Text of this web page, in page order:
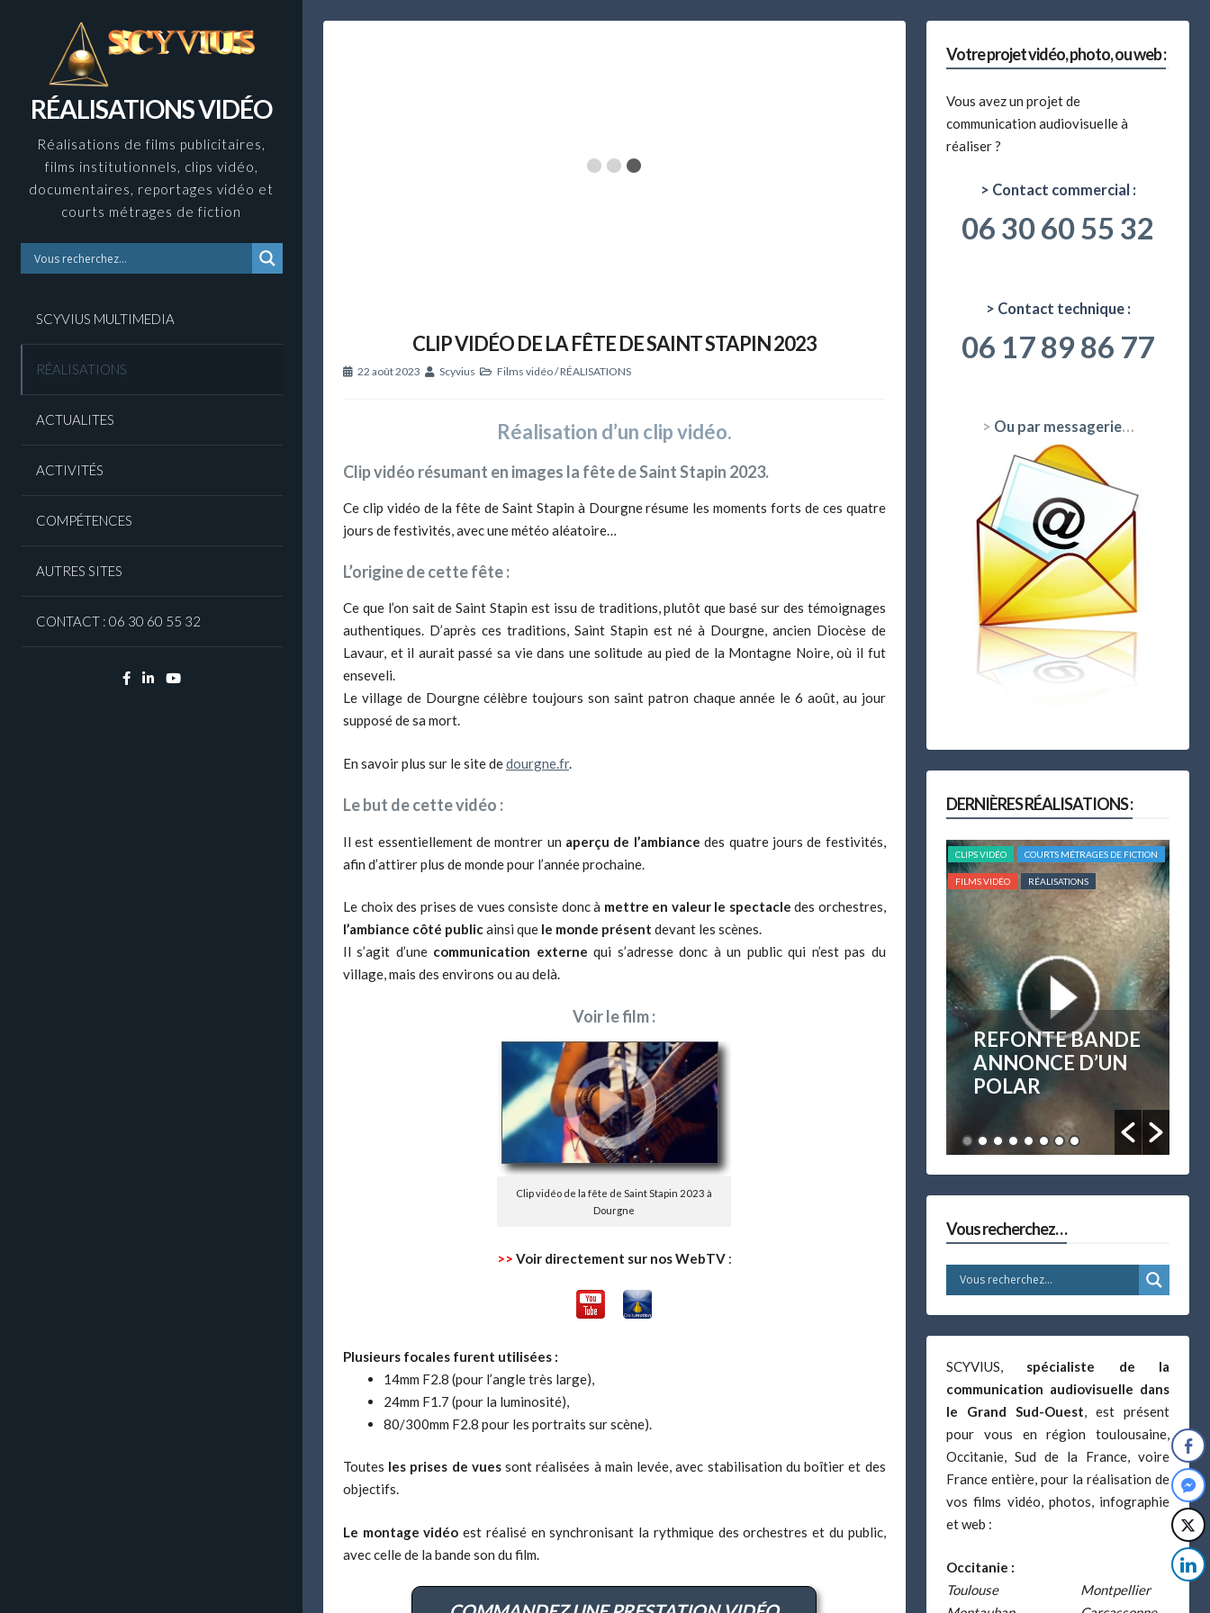
RÉALISATIONS VIDÉO
Réalisations de films publicitaires,
films institutionnels, clips vidéo,
documentaires, reportages vidéo et
courts métrages de fiction
SCYVIUS MULTIMEDIA
RÉALISATIONS
ACTUALITES
ACTIVITÉS
COMPÉTENCES
AUTRES SITES
CONTACT : 06 30 60 55 32
Facebook
LinkedinYouTube
CLIP VIDÉO DE LA FÊTE DE SAINT STAPIN 2023
22 août 2023 Scyvius Films vidéo/RÉALISATIONS
Réalisation d’un clip vidéo.
Clip vidéo résumant en images la fête de Saint Stapin 2023.
Ce clip vidéo de la fête de Saint Stapin à Dourgne résume les moments forts de ces quatre
jours de festivités, avec une météo aléatoire…
L’origine de cette fête :
Ce que l’on sait de Saint Stapin est issu de traditions, plutôt que basé sur des témoignages
authentiques. D’après ces traditions, Saint Stapin est né à Dourgne, ancien Diocèse de
Lavaur, et il aurait passé sa vie dans une solitude au pied de la Montagne Noire, où il fut
enseveli.
Le village de Dourgne célèbre toujours son saint patron chaque année le6 août, au jour
supposé de sa mort.
En savoir plus sur le site dedourgne.fr.
Le but de cette vidéo :
Il est essentiellement de montrer un aperçu de l’ambiance des quatre jours de festivités,
afin d’attirer plus de monde pour l’année prochaine.
Le choix des prises de vues consiste donc à mettre en valeur le spectacle des orchestres,
l’ambiance côté publicainsi que le monde présent devant les scènes.
Il s’agit d’une communication externe qui s’adresse donc à un public qui n’est pas du
village, mais des environs ou au delà.
Voir le film :
Clip vidéo de la fête de Saint Stapin 2023 à
Dourgne
>> Voir directement sur nos WebTV:
Plusieurs focales furent utilisées :
14mm F2.8 (pour l’angle très large),
24mm F1.7 (pour la luminosité),
80/300mm F2.8 pour les portraits sur scène).
Toutes les prises de vuessont réalisées à main levée, avec stabilisation du boîtier et des
objectifs.
Le montage vidéo est réalisé en synchronisant la rythmique des orchestres et du public,
avec celle de la bande son du film.
Votre projet vidéo, photo, ou web :
Vous avez un projet de
communication audiovisuelle à
réaliser ?
> Contact commercial :
06 30 60 55 32
> Contact technique :
06 17 89 86 77
> Ou par messagerie…
DERNIÈRES RÉALISATIONS :
TRAITEMENT DE
VIDÉOS PAR
LOTS
FILMS VIDÉO RÉALISATIONS
REPORTAGES
OBJECTIF À
OUVERTURE
F/0.95
Vous recherchez…
SCYVIUS, spécialiste de la
communication audiovisuelle dans
le Grand Sud-Ouest, est présent
pour vous en région toulousaine,
Occitanie, Sud de la France, voire
France entière, pour la réalisation de
vos films vidéo, photos, infographie
et web :
Occitanie :
Toulouse
Montpellier